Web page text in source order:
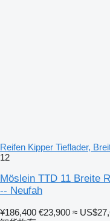
Reifen Kipper Tieflader,
12
Möslein TTD 11 Breite
-- Neufah
¥186,400 €23,900 ≈